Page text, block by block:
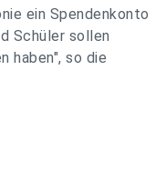
ein Spendenkonto
Schüler sollen
haben", so die